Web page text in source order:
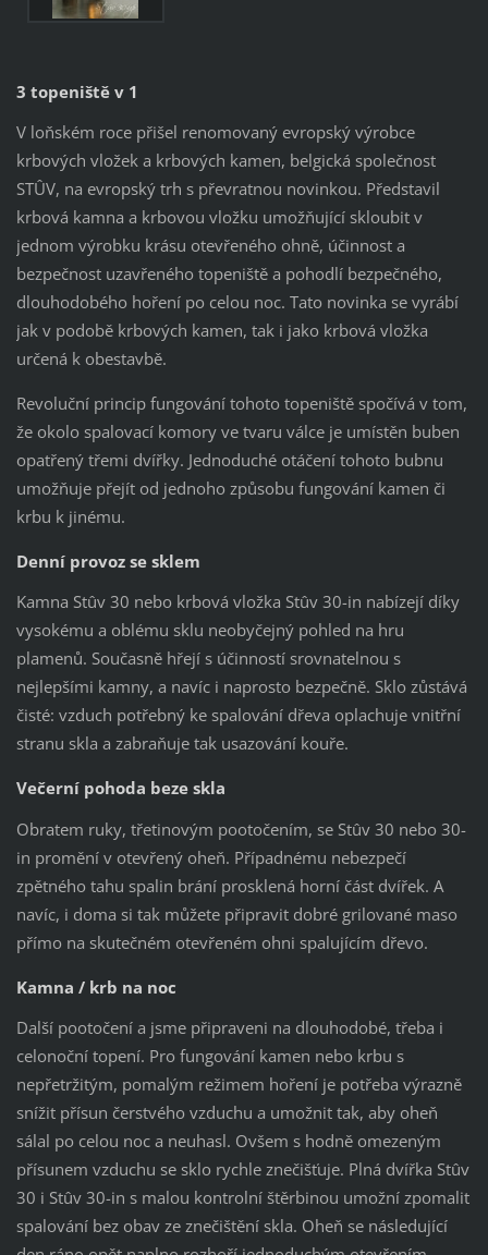
3 topeniště v 1
V loňském roce přišel renomovaný evropský výrobce
krbových vložek a krbových kamen, belgická společnost
STÛV, na evropský trh s převratnou novinkou. Představil
krbová kamna a krbovou vložku umožňující skloubit v
jednom výrobku krásu otevřeného ohně, účinnost a
bezpečnost uzavřeného topeniště a pohodlí bezpečného,
dlouhodobého hoření po celou noc. Tato novinka se vyrábí
jak v podobě krbových kamen, tak i jako krbová vložka
určená k obestavbě.
Revoluční princip fungování tohoto topeniště spočívá v tom,
že okolo spalovací komory ve tvaru válce je umístěn buben
opatřený třemi dvířky. Jednoduché otáčení tohoto bubnu
umožňuje přejít od jednoho způsobu fungování kamen či
krbu k jinému.
Denní provoz se sklem
Kamna Stûv 30 nebo krbová vložka Stûv 30-in nabízejí díky
vysokému a oblému sklu neobyčejný pohled na hru
plamenů. Současně hřejí s účinností srovnatelnou s
nejlepšími kamny, a navíc i naprosto bezpečně. Sklo zůstává
čisté: vzduch potřebný ke spalování dřeva oplachuje vnitřní
stranu skla a zabraňuje tak usazování kouře.
Večerní pohoda beze skla
Obratem ruky, třetinovým pootočením, se Stûv 30 nebo 30-
in promění v otevřený oheň. Případnému nebezpečí
zpětného tahu spalin brání prosklená horní část dvířek. A
navíc, i doma si tak můžete připravit dobré grilované maso
přímo na skutečném otevřeném ohni spalujícím dřevo.
Kamna / krb na noc
Další pootočení a jsme připraveni na dlouhodobé, třeba i
celonoční topení. Pro fungování kamen nebo krbu s
nepřetržitým, pomalým režimem hoření je potřeba výrazně
snížit přísun čerstvého vzduchu a umožnit tak, aby oheň
sálal po celou noc a neuhasl. Ovšem s hodně omezeným
přísunem vzduchu se sklo rychle znečišťuje. Plná dvířka Stûv
30 i Stûv 30-in s malou kontrolní štěrbinou umožní zpomalit
spalování bez obav ze znečištění skla. Oheň se následující